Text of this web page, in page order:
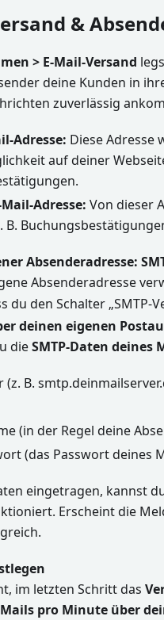
&
> E-Mail-Versand
deine Kunden in
zuverlässig
Adresse: Diese Adresse
auf deiner
Adresse: Von dieser
B.
Absenderadresse:
Absenderadresse
du den Schalter „SMTP-
deinen eigenen
dieSMTP-Daten deines
(z. B.
(in der Regel deine
(das Passwort deines
eingetragen, kannst
Erscheint die
im letzten Schritt das
pro Minute über